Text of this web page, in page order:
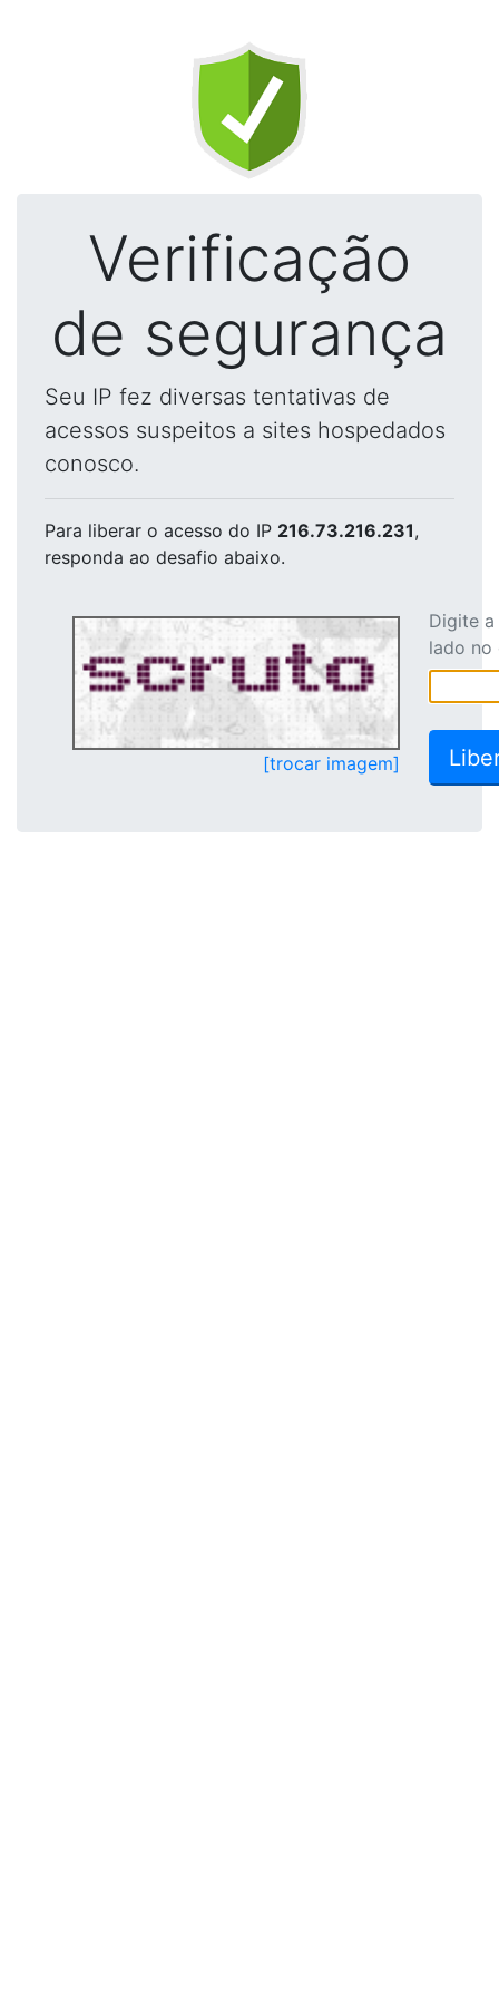
Verificação
de segurança
Seu IP fez diversas tentativas de
acessos suspeitos a sites hospedados
conosco.
Para liberar o acesso do IP 216.73.216.231,
responda ao desafio abaixo.
[trocar imagem]
Digite
lado no